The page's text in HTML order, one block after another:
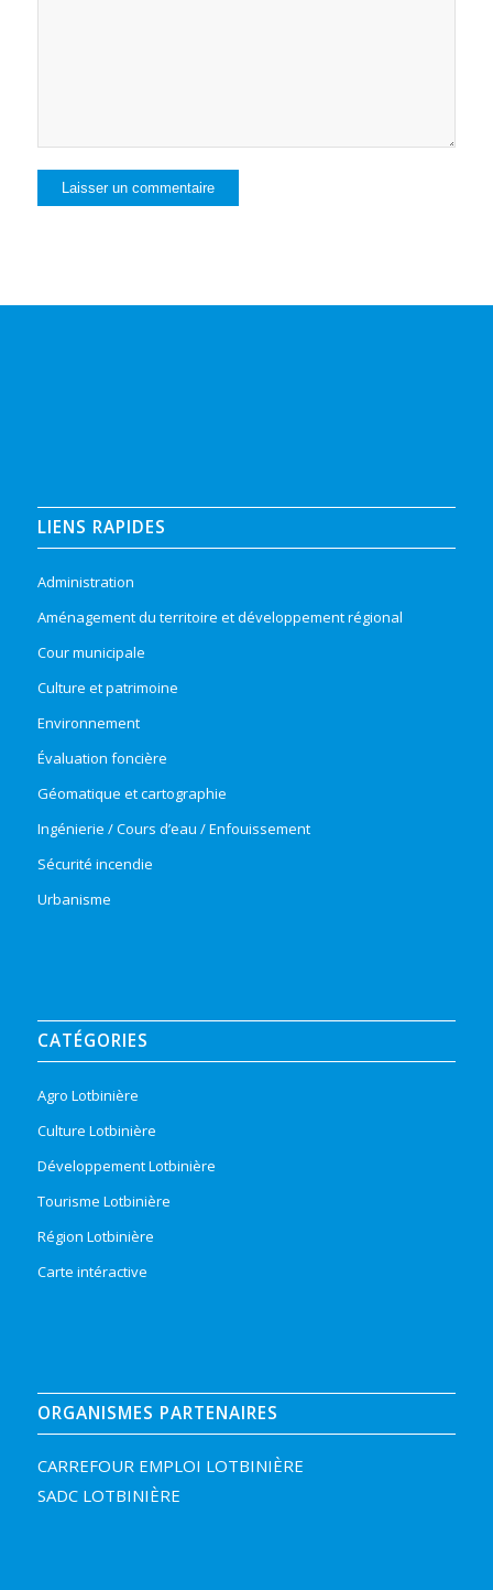
LIENS RAPIDES
Administration
Aménagement du territoire et développement régional
Cour municipale
Culture et patrimoine
Environnement
Évaluation foncière
Géomatique et cartographie
Ingénierie / Cours d’eau / Enfouissement
Sécurité incendie
Urbanisme
CATÉGORIES
Agro Lotbinière
Culture Lotbinière
Développement Lotbinière
Tourisme Lotbinière
Région Lotbinière
Carte intéractive
ORGANISMES PARTENAIRES
CARREFOUR EMPLOI LOTBINIÈRE
SADC LOTBINIÈRE